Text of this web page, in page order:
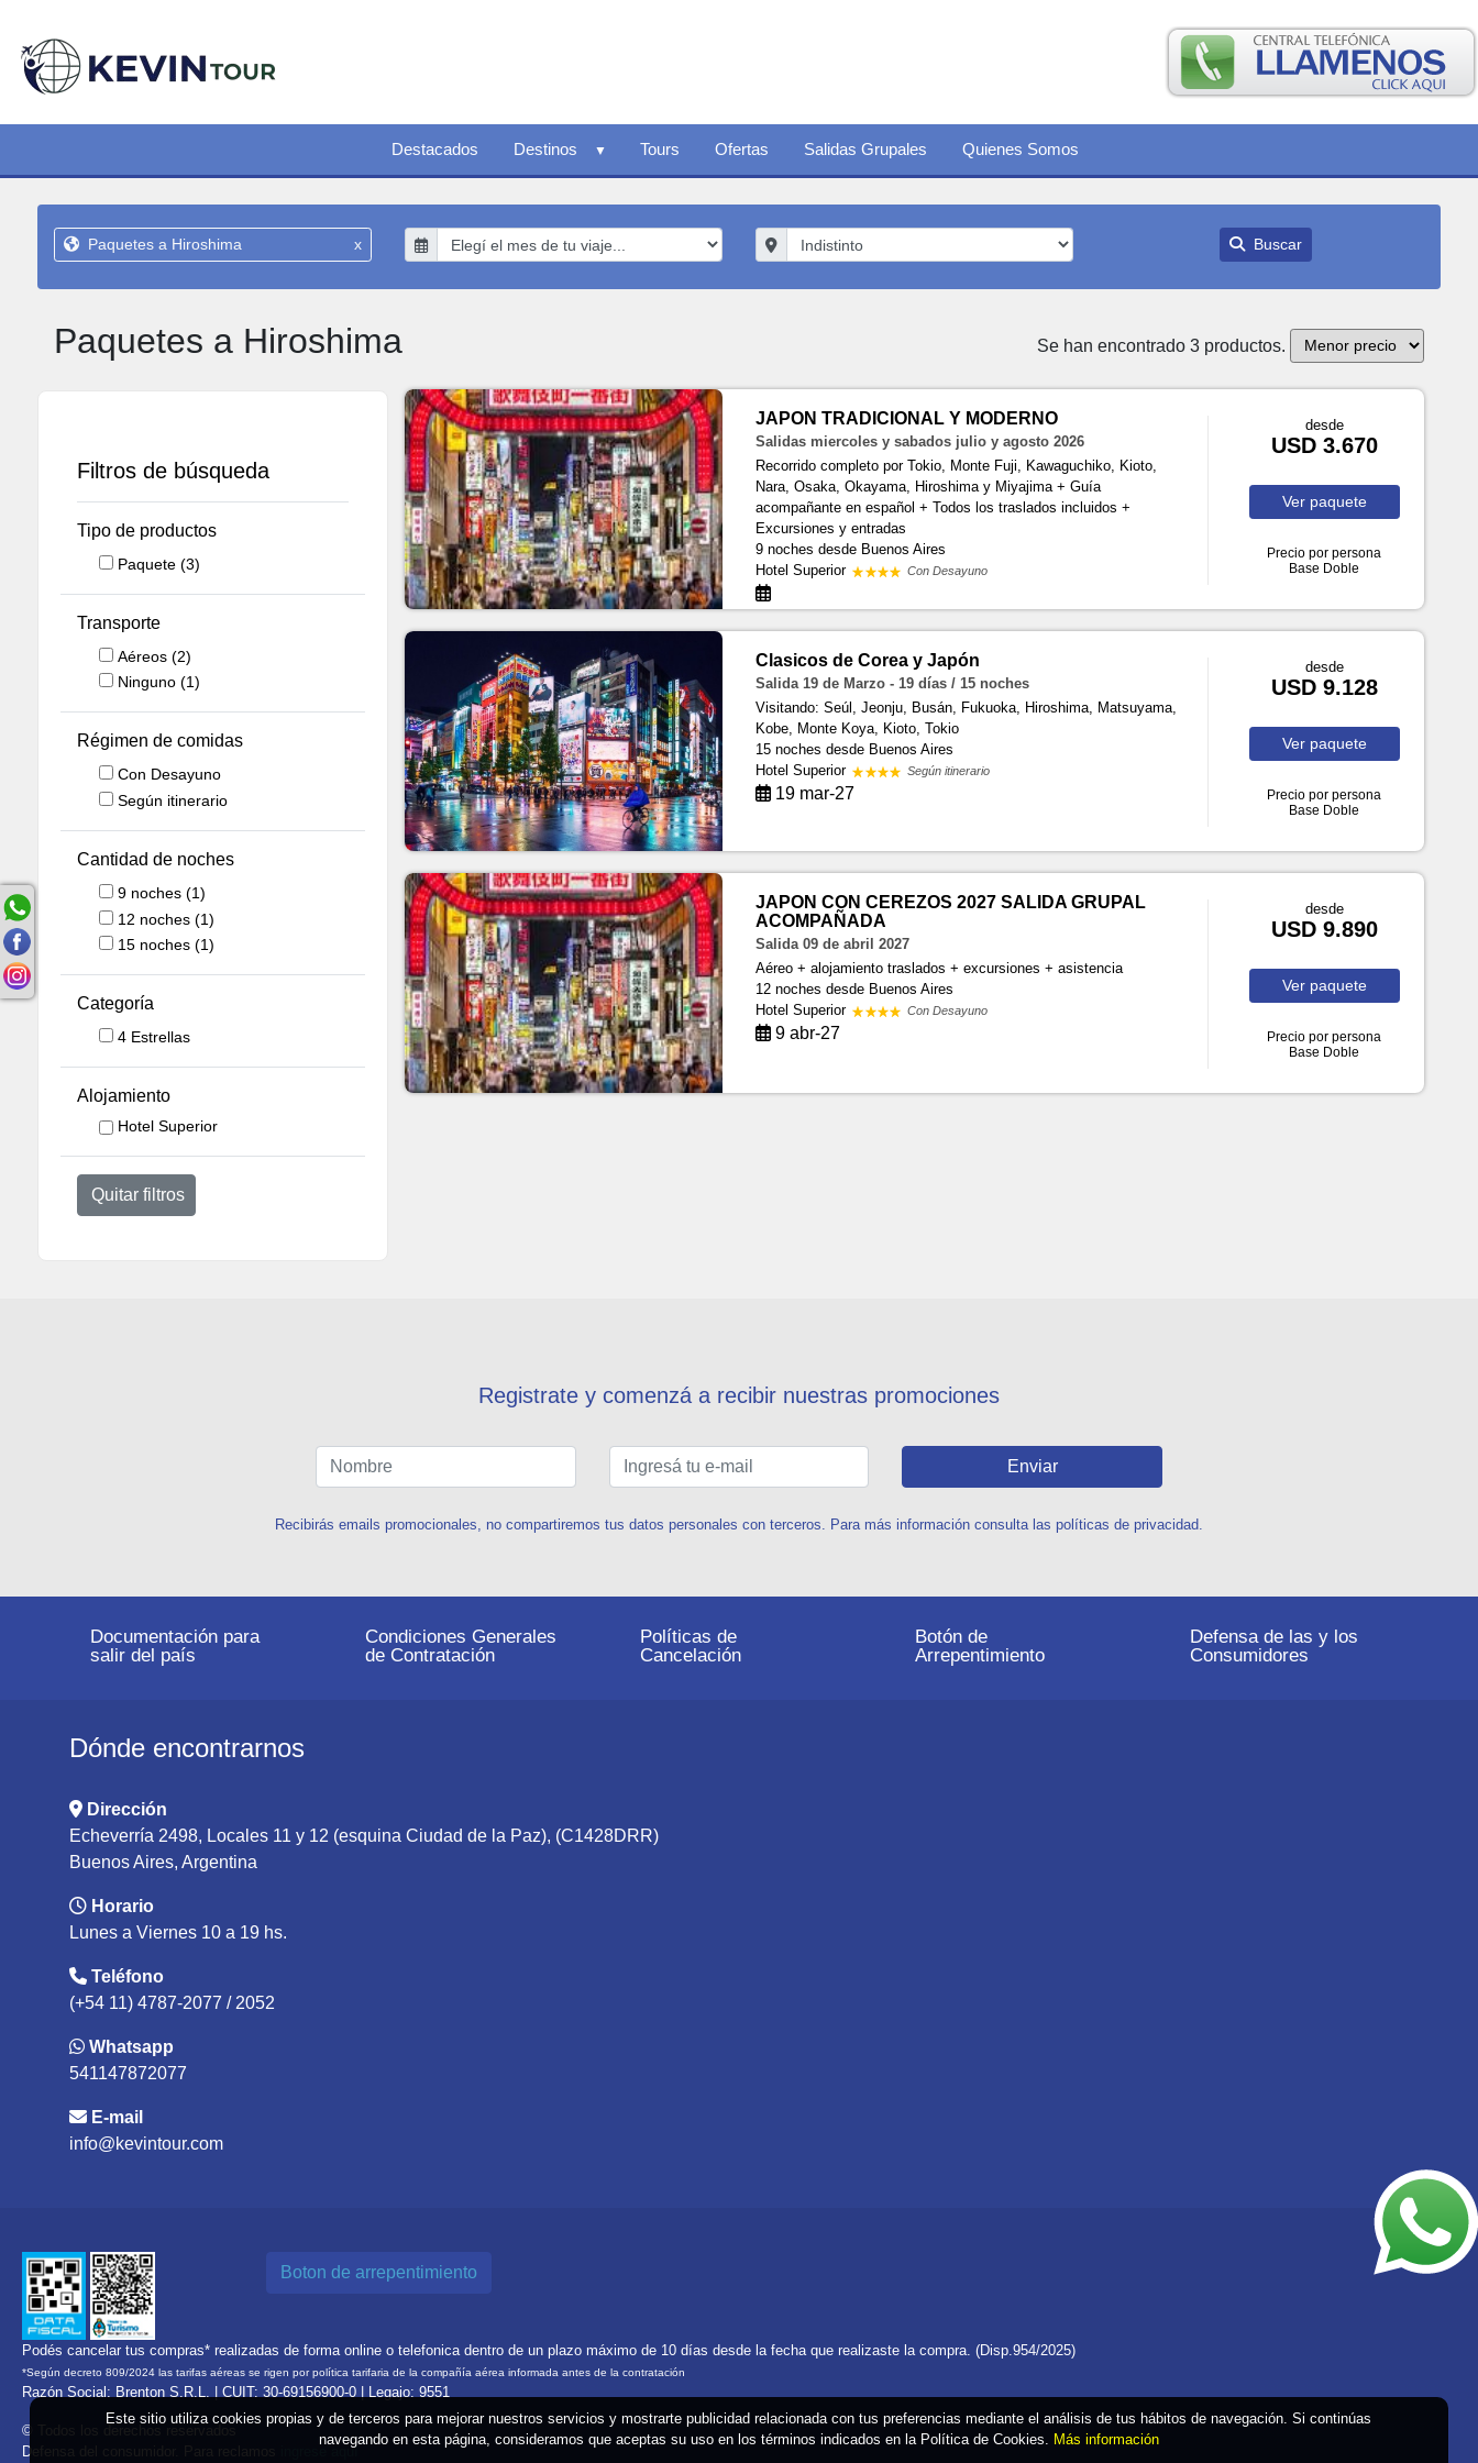
Destacados Destinos Tours Ofertas Salidas Grupales Quienes Somos
Paquetes a Hiroshima x Buscar
Paquetes a Hiroshima Se han encontrado 3 productos.
Filtros de búsqueda
Tipo de productos
Paquete (3)
Transporte
Aéreos (2)
Ninguno (1)
Régimen de comidas
Con Desayuno
Según itinerario
Cantidad de noches
9 noches (1)
12 noches (1)
15 noches (1)
Categoría
4 Estrellas
Alojamiento
Hotel Superior
Quitar filtros
JAPON TRADICIONAL Y MODERNO
Salidas miercoles y sabados julio y agosto 2026
Recorrido completo por Tokio, Monte Fuji, Kawaguchiko, Kioto,
Nara, Osaka, Okayama, Hiroshima y Miyajima + Guía
acompañante en español + Todos los traslados incluidos +
Excursiones y entradas
9 noches desde Buenos Aires
Hotel Superior
Con Desayuno
desde
USD 3.670
Ver paquete
Precio por persona
Base Doble
Clasicos de Corea y Japón
Salida 19 de Marzo - 19 días / 15 noches
Visitando: Seúl, Jeonju, Busán, Fukuoka, Hiroshima, Matsuyama,
Kobe, Monte Koya, Kioto, Tokio
15 noches desde Buenos Aires
Hotel Superior
Según itinerario
19 mar-27
desde
USD 9.128
Ver paquete
Precio por persona
Base Doble
JAPON CON CEREZOS 2027 SALIDA GRUPAL
ACOMPAÑADA
Salida 09 de abril 2027
Aéreo + alojamiento traslados + excursiones + asistencia
12 noches desde Buenos Aires
Hotel Superior
Con Desayuno
9 abr-27
desde
USD 9.890
Ver paquete
Precio por persona
Base Doble
Registrate y comenzá a recibir nuestras promociones
Enviar
Recibirás emails promocionales, no compartiremos tus datos personales con terceros. Para más información consulta las políticas de privacidad.
Documentación para
salir del país
Condiciones Generales
de Contratación
Políticas de
Cancelación
Botón de
Arrepentimiento
Defensa de las y los
Consumidores
Dónde encontrarnos
Dirección
Echeverría 2498, Locales 11 y 12 (esquina Ciudad de la Paz), (C1428DRR)
Buenos Aires, Argentina
Horario
Lunes a Viernes 10 a 19 hs.
Teléfono
(+54 11) 4787-2077 / 2052
Whatsapp
541147872077
E-mail
info@kevintour.com
Boton de arrepentimiento
Podés cancelar tus compras* realizadas de forma online o telefonica dentro de un plazo máximo de 10 días desde la fecha que realizaste la compra. (Disp.954/2025)
*Según decreto 809/2024 las tarifas aéreas se rigen por política tarifaria de la compañía aérea informada antes de la contratación
Razón Social: Brenton S.R.L. | CUIT: 30-69156900-0 | Legajo: 9551
© Todos los derechos reservados
Defensa del consumidor. Para reclamos
ingrese aquí
Este sitio utiliza cookies propias y de terceros para mejorar nuestros servicios y mostrarte publicidad relacionada con tus preferencias mediante el análisis de tus hábitos de navegación. Si continúas
navegando en esta página, consideramos que aceptas su uso en los términos indicados en la Política de Cookies. Más información